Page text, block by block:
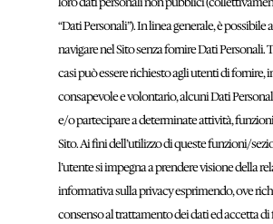
“Dati Personali”). In linea generale, è possibile
navigare nel Sito senza fornire Dati Personali.
casi può essere richiesto agli utenti di fornire,
consapevole e volontario, alcuni Dati
e/o partecipare a determinate attività,
Sito. Ai fini dell’utilizzo di queste funzioni/
l’utente si impegna a prendere visione della
informativa sulla privacy esprimendo, ove
consenso al trattamento dei dati ed accetta